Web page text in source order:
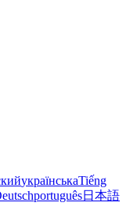
українськаTiếng
português日本語